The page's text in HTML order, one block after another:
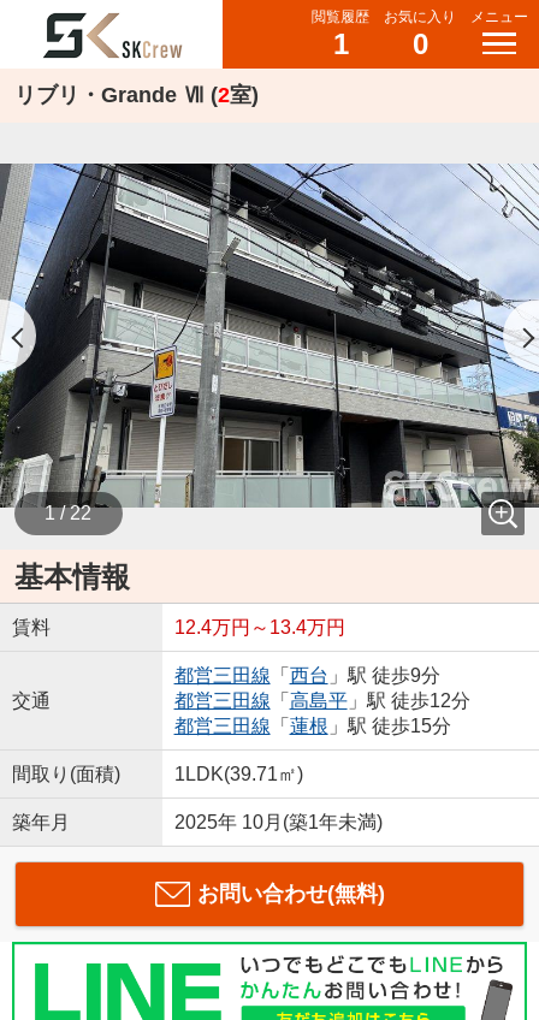
閲覧履歴
1
お気に入り
0
メニュー
リブリ・Grande Ⅶ (2室)
1 / 22
基本情報
賃料 12.4万円～13.4万円
交通
都営三田線 「 西台 」駅 徒歩9分
都営三田線 「 高島平」駅 徒歩12分
都営三田線 「 蓮根 」駅 徒歩15分
間取り(面積) 1LDK(39.71㎡)
築年月 2025年 10月(築1年未満)
お問い合わせ(無料)